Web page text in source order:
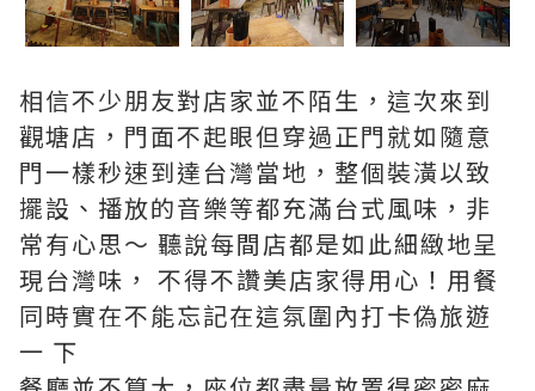
相信不少朋友對店家並不陌生，這次來到
觀塘店，門面不起眼但穿過正門就如隨意
門一樣秒速到達台灣當地，整個裝潢以致
擺設、播放的音樂等都充滿台式風味，非
常有心思～ 聽說每間店都是如此細緻地呈
現台灣味， 不得不讚美店家得用心！用餐
同時實在不能忘記在這氛圍內打卡偽旅遊
一 下